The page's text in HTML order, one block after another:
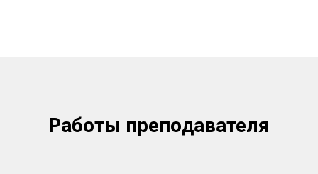
Работы преподавателя